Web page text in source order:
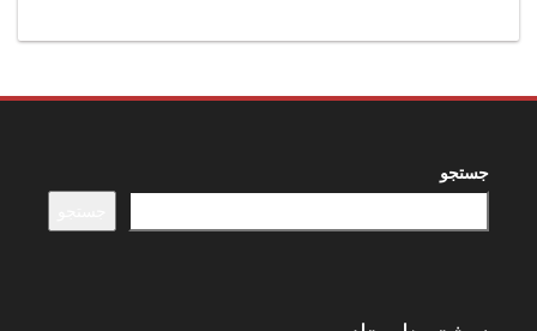
جستجو